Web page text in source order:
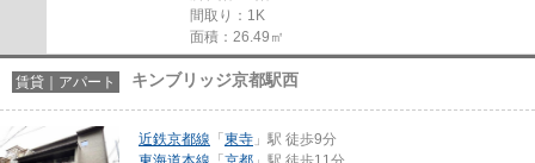
間取り：1K
面積：26.49㎡
賃貸｜アパート キンブリッジ京都駅西
近鉄京都線 「 東寺 」駅 徒歩9分